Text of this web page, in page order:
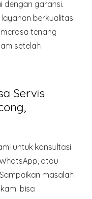
dengan garansi.
berkualitas
tenang
setelah
Servis
untuk konsultasi
atau
masalah
bisa